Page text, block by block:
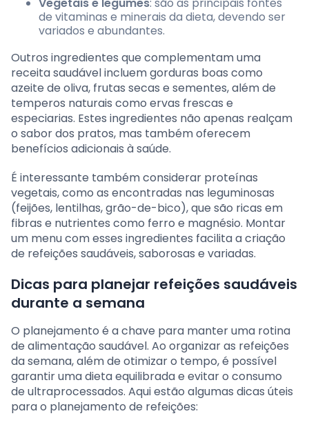
de vitaminas e minerais da dieta, devendo ser
variados e abundantes.
Outros ingredientes que complementam uma
receita saudável incluem gorduras boas como
azeite de oliva, frutas secas e sementes, além de
temperos naturais como ervas frescas e
especiarias. Estes ingredientes não apenas realçam
o sabor dos pratos, mas também oferecem
benefícios adicionais à saúde.
É interessante também considerar proteínas
vegetais, como as encontradas nas leguminosas
(feijões, lentilhas, grão-de-bico), que são ricas em
fibras e nutrientes como ferro e magnésio. Montar
um menu com esses ingredientes facilita a criação
de refeições saudáveis, saborosas e variadas.
Dicas para planejar refeições saudáveis
durante a semana
O planejamento é a chave para manter uma rotina
de alimentação saudável. Ao organizar as refeições
da semana, além de otimizar o tempo, é possível
garantir uma dieta equilibrada e evitar o consumo
de ultraprocessados. Aqui estão algumas dicas úteis
para o planejamento de refeições: